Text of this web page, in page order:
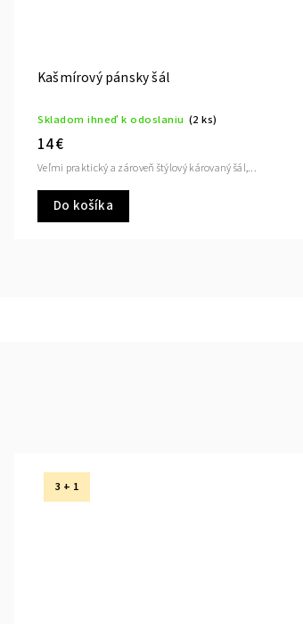
Kašmírový pánsky šál
Skladom ihneď k odoslaniu (2 ks)
14 €
Do košíka
Veľmi praktický a zároveň štýlový károvaný šál,...
3 + 1